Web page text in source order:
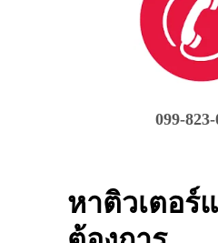
099-